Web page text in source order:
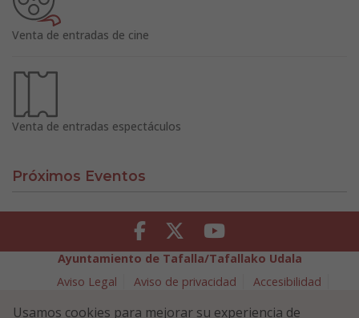
Venta de entradas de cine
Venta de entradas espectáculos
Próximos Eventos
Facebook Twitter Youtube
Ayuntamiento de Tafalla/Tafallako Udala
Aviso Legal
Aviso de privacidad
Accesibilidad
Usamos cookies para mejorar su experiencia de